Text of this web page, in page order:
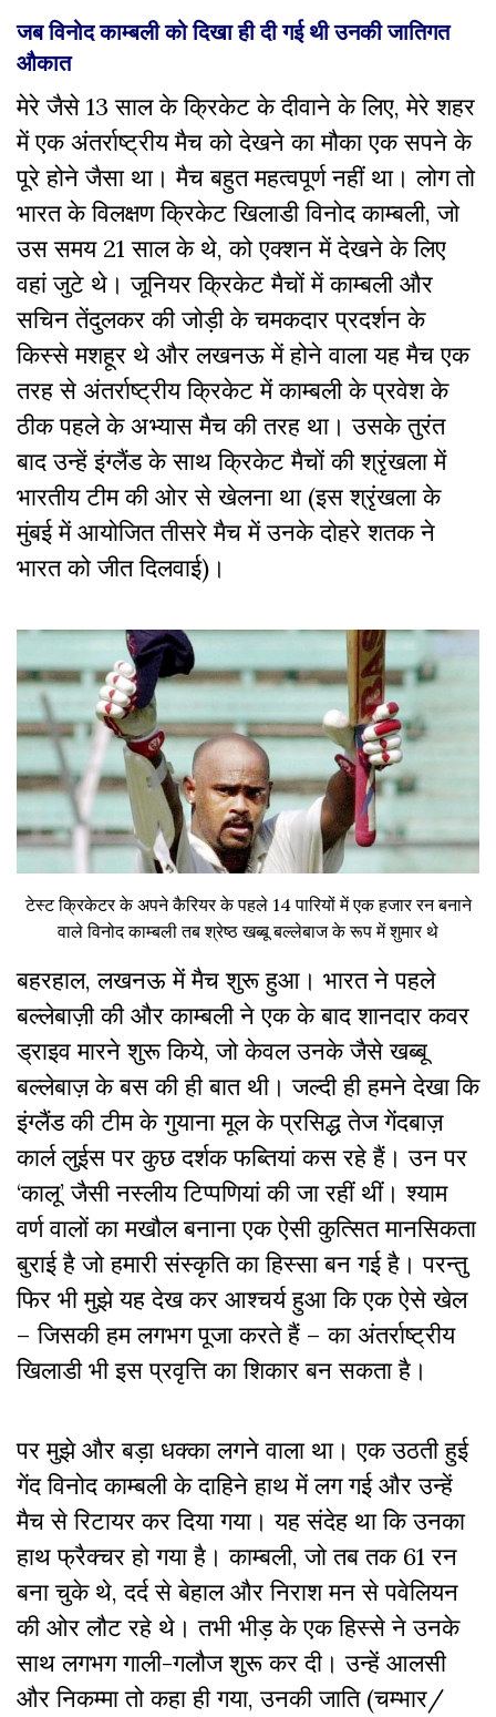
जब विनोद काम्बली को दिखा ही दी गई थी उनकी जातिगत
औकात
मेरे जैसे 13 साल के क्रिकेट के दीवाने के लिए, मेरे शहर
में एक अंतर्राष्ट्रीय मैच को देखने का मौका एक सपने के
पूरे होने जैसा था। मैच बहुत महत्वपूर्ण नहीं था। लोग तो
भारत के विलक्षण क्रिकेट खिलाडी विनोद काम्बली, जो
उस समय 21 साल के थे, को एक्शन में देखने के लिए
वहां जुटे थे। जूनियर क्रिकेट मैचों में काम्बली और
सचिन तेंदुलकर की जोड़ी के चमकदार प्रदर्शन के
किस्से मशहूर थे और लखनऊ में होने वाला यह मैच एक
तरह से अंतर्राष्ट्रीय क्रिकेट में काम्बली के प्रवेश के
ठीक पहले के अभ्यास मैच की तरह था। उसके तुरंत
बाद उन्हें इंग्लैंड के साथ क्रिकेट मैचों की श्रृंखला में
भारतीय टीम की ओर से खेलना था (इस श्रृंखला के
मुंबई में आयोजित तीसरे मैच में उनके दोहरे शतक ने
भारत को जीत दिलवाई)।
टेस्ट क्रिकेटर के अपने कैरियर के पहले 14 पारियों में एक हजार रन बनाने
वाले विनोद काम्बली तब श्रेष्ठ खब्बू बल्लेबाज के रूप में शुमार थे
बहरहाल, लखनऊ में मैच शुरू हुआ। भारत ने पहले
बल्लेबाज़ी की और काम्बली ने एक के बाद शानदार कवर
ड्राइव मारने शुरू किये, जो केवल उनके जैसे खब्बू
बल्लेबाज़ के बस की ही बात थी। जल्दी ही हमने देखा कि
इंग्लैंड की टीम के गुयाना मूल के प्रसिद्ध तेज गेंदबाज़
कार्ल लुईस पर कुछ दर्शक फब्तियां कस रहे हैं। उन पर
‘कालू’ जैसी नस्लीय टिप्पणियां की जा रहीं थीं। श्याम
वर्ण वालों का मखौल बनाना एक ऐसी कुत्सित मानसिकता
बुराई है जो हमारी संस्कृति का हिस्सा बन गई है। परन्तु
फिर भी मुझे यह देख कर आश्चर्य हुआ कि एक ऐसे खेल
– जिसकी हम लगभग पूजा करते हैं – का अंतर्राष्ट्रीय
खिलाडी भी इस प्रवृत्ति का शिकार बन सकता है।
पर मुझे और बड़ा धक्का लगने वाला था। एक उठती हुई
गेंद विनोद काम्बली के दाहिने हाथ में लग गई और उन्हें
मैच से रिटायर कर दिया गया। यह संदेह था कि उनका
हाथ फ्रैक्चर हो गया है। काम्बली, जो तब तक 61 रन
बना चुके थे, दर्द से बेहाल और निराश मन से पवेलियन
की ओर लौट रहे थे। तभी भीड़ के एक हिस्से ने उनके
साथ लगभग गाली-गलौज शुरू कर दी। उन्हें आलसी
और निकम्मा तो कहा ही गया, उनकी जाति (चम्भार/